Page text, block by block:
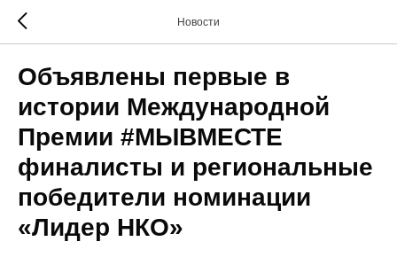
Новости
Объявлены первые в
истории Международной
Премии #МЫВМЕСТЕ
финалисты и региональные
победители номинации
«Лидер НКО»